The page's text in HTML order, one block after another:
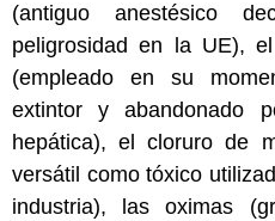
(antiguo anestésico
peligrosidad en la UE),
(empleado en su
extintor y abandonado
hepática), el cloruro de
versátil como tóxico
industria), las oximas